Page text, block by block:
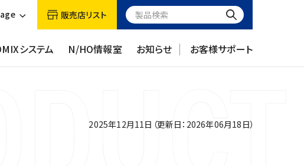
システム N/HO情報室 お知らせ お客様サポート
販売店リスト
2025年12月11日（更新日：2026年06月18日）